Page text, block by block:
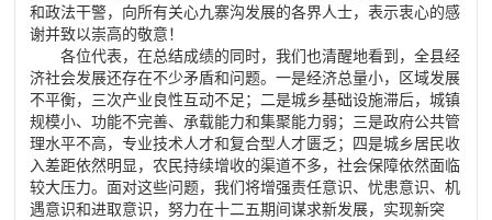
和政法干警，向所有关心九寨沟发展的各界人士，表示衷心的感
谢并致以崇高的敬意！
各位代表，在总结成绩的同时，我们也清醒地看到，全县经
济社会发展还存在不少矛盾和问题。一是经济总量小，区域发展
不平衡，三次产业良性互动不足；二是城乡基础设施滞后，城镇
规模小、功能不完善、承载能力和集聚能力弱；三是政府公共管
理水平不高，专业技术人才和复合型人才匮乏；四是城乡居民收
入差距依然明显，农民持续增收的渠道不多，社会保障依然面临
较大压力。面对这些问题，我们将增强责任意识、忧患意识、机
遇意识和进取意识，努力在十二五期间谋求新发展，实现新突